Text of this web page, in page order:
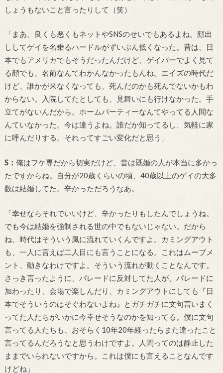
しょうもないこと言ったりして（笑）
「まあ、良くも悪くもネットやSNSのせいでもあるよね。顔出
ししてゲイを名乗るハードルがずいぶん低くなった。昔は、日
本でもアメリカでもそうだったんだけど、ゲイバーでよく見て
る顔でも、名前なんてわかんなかったもんね。エイズの時代だ
けど、誰かが来なくなっても、死んだのかも死んでないかもわ
からない。入院してたとしても、見舞いにも行けなかった。手
立てがないんだから。ホームパーティーなんてやってる人間な
んていなかった。今は違うよね。誰だか知ってるし、気軽に家
に呼んだりする。それってすごい変化だと思う」
S： 俺はフケ専だから切実だけど、昔は既婚の人が本当に多かっ
たですからね。自分が20歳くらいの頃、 40歳以上のゲイの大多
数は結婚してた。辛かっただろうなあ。
「幸せならそれでいいけど、辛かったりもしたんでしょうね。
でも今は結婚を強制される世の中でもないじゃない。だから
ね、時代はそういう風に流れていくんですよ。カミングアウト
も、一人に言えば二人目にも言うことになる。これはムーブメ
ント、動きなわけですよ。そういう流れが動くことなんです。
さっき言ったように、パレードに反対してた人が、パレードに
加わったり、会場で楽しんだり、カミングアウトにしても『日
本でそういうのはそぐわないよね』とガチガチに文句言いまく
ってた人たちがいかに今幸せそうなのかを知ってる。僕に文句
言ってる人たちも、おそらく 10年20年経ったらまた違ったこと
言ってるんだろうなと思うわけですよ。人間ってのは静止した
ままでいられないですから。これは僕にも言えることなんです
けどね」